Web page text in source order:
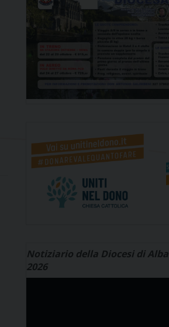
Notiziario della Diocesi di
2026